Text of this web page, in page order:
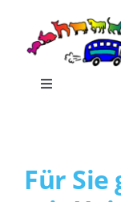
springen
Toggle
Leistungen
Für Sie